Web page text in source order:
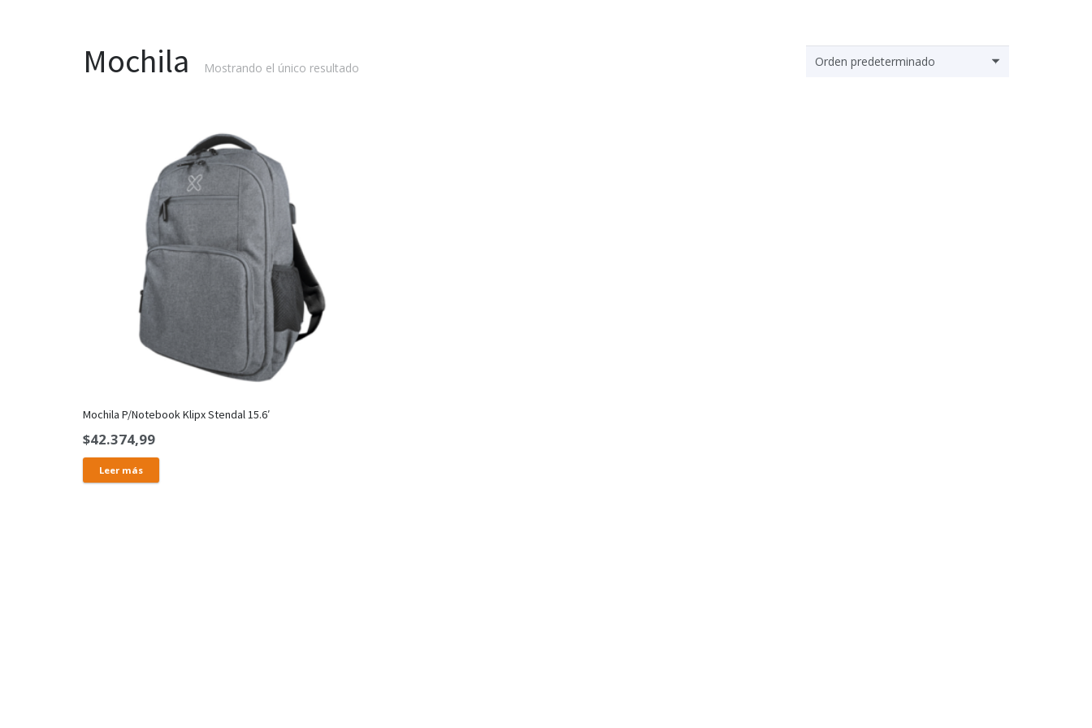
Mochila Mostrando el único resultado
Mochila P/Notebook Klipx Stendal 15.6′
$42.374,99
Leer más